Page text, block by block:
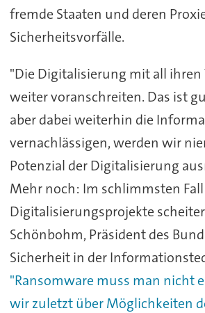
fremde Staaten und deren
Sicherheitsvorfälle.
"Die Digitalisierung mit all ihren
weiter voranschreiten. Das ist
aber dabei weiterhin die
vernachlässigen, werden wir
Potenzial der Digitalisierung
Mehr noch: Im schlimmsten
Digitalisierungsprojekte
Schönbohm, Präsident des
Sicherheit in der
"Ransomware muss man nicht
wir zuletzt über Möglichkeiten